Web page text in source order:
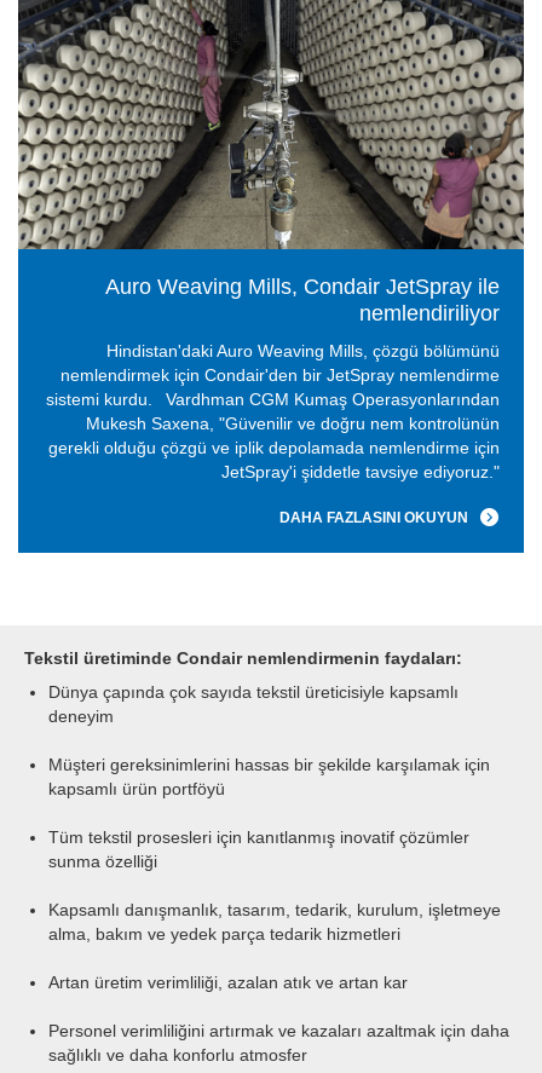
Auro Weaving Mills, Condair JetSpray ile
nemlendiriliyor
Hindistan'daki Auro Weaving Mills, çözgü bölümünü
nemlendirmek için Condair'den bir JetSpray nemlendirme
sistemi kurdu.
Vardhman CGM Kumaş Operasyonlarından
Mukesh Saxena, "Güvenilir ve doğru nem kontrolünün
gerekli olduğu çözgü ve iplik depolamada nemlendirme için
JetSpray'i şiddetle tavsiye ediyoruz."
DAHA FAZLASINI OKUYUN
Tekstil üretiminde Condair nemlendirmenin faydaları:
Dünya çapında çok sayıda tekstil üreticisiyle kapsamlı
deneyim
Müşteri gereksinimlerini hassas bir şekilde karşılamak için
kapsamlı ürün portföyü
Tüm tekstil prosesleri için kanıtlanmış inovatif çözümler
sunma özelliği
Kapsamlı danışmanlık, tasarım, tedarik, kurulum, işletmeye
alma, bakım ve yedek parça tedarik hizmetleri
Artan üretim verimliliği, azalan atık ve artan kar
Personel verimliliğini artırmak ve kazaları azaltmak için daha
sağlıklı ve daha konforlu atmosfer